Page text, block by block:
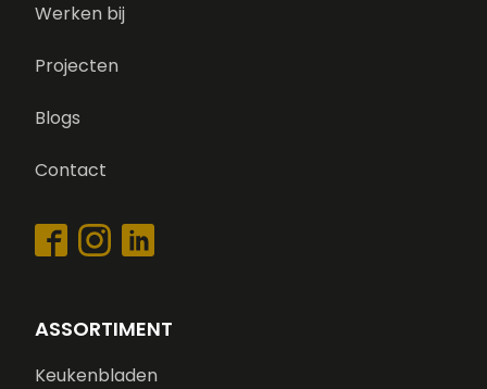
Werken bij
Projecten
Blogs
Contact
ASSORTIMENT
Keukenbladen